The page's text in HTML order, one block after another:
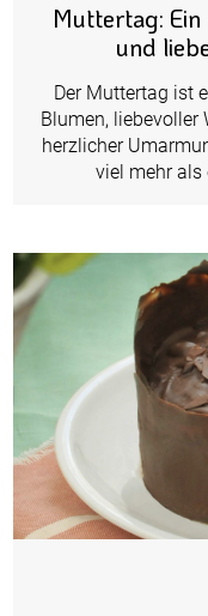
Muttertag:
und
Der Muttertag ist
Blumen, liebevoller
herzlicher
viel mehr als